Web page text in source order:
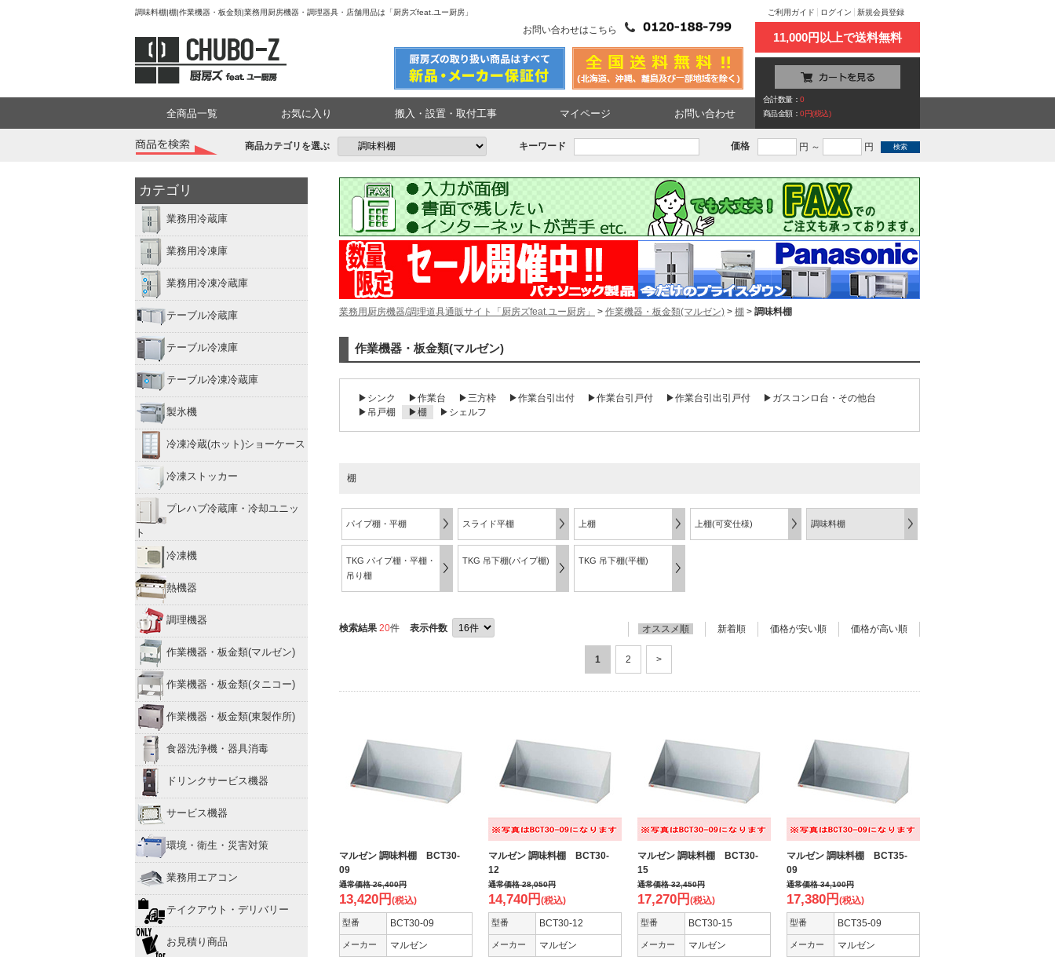
調味料棚|棚|作業機器・板金類|業務用厨房機器・調理器具・店舗用品は「厨房ズfeat.ユー厨房」
お問い合わせはこちら
ご利用ガイド ログイン 新規会員登録
11,000円以上で送料無料
合計数量：0
商品金額：0円(税込)
全商品一覧 お気に入り 搬入・設置・取付工事 マイページ お問い合わせ
商品カテゴリを選ぶ キーワード 価格 円 ～ 円
カテゴリ
業務用冷蔵庫
業務用冷凍庫
業務用冷凍冷蔵庫
テーブル冷蔵庫
テーブル冷凍庫
テーブル冷凍冷蔵庫
製氷機
冷凍冷蔵(ホット)ショーケース
冷凍ストッカー
プレハブ冷蔵庫・冷却ユニッ
ト
冷凍機
熱機器
調理機器
作業機器・板金類(マルゼン)
作業機器・板金類(タニコー)
作業機器・板金類(東製作所)
食器洗浄機・器具消毒
ドリンクサービス機器
サービス機器
環境・衛生・災害対策
業務用エアコン
テイクアウト・デリバリー
お見積り商品
業務用厨房機器/調理道具通販サイト「厨房ズfeat.ユー厨房」 > 作業機器・板金類(マルゼン) > 棚 > 調味料棚
作業機器・板金類(マルゼン)
▶シンク ▶作業台 ▶三方枠 ▶作業台引出付 ▶作業台引戸付 ▶作業台引出引戸付
▶ガスコンロ台・その他台
▶吊戸棚
▶棚 ▶シェルフ
棚
パイプ棚・平棚 スライド平棚 上棚 上棚(可変仕様) 調味料棚
TKG パイプ棚・平棚・
吊り棚
TKG 吊下棚(パイプ棚) TKG 吊下棚(平棚)
検索結果 20件 表示件数 オススメ順 新着順 価格が安い順 価格が高い順
1 2 >
マルゼン 調味料棚 BCT30-
09
通常価格26,400円
13,420円 (税込)
型番 BCT30-09
メーカー マルゼン
マルゼン 調味料棚 BCT30-
12
通常価格28,050円
14,740円 (税込)
型番 BCT30-12
メーカー マルゼン
マルゼン 調味料棚 BCT30-
15
通常価格32,450円
17,270円 (税込)
型番 BCT30-15
メーカー マルゼン
マルゼン 調味料棚 BCT35-
09
通常価格34,100円
17,380円 (税込)
型番 BCT35-09
メーカー マルゼン